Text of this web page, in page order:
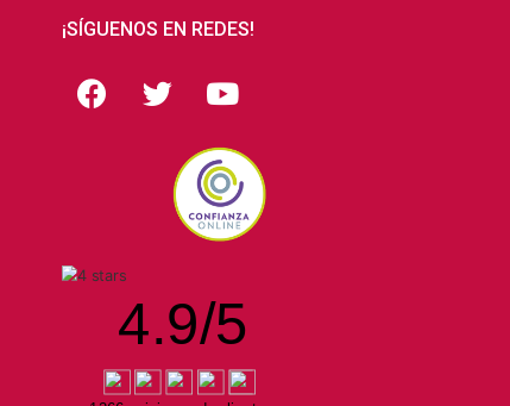
¡SÍGUENOS EN REDES!
4.9/5